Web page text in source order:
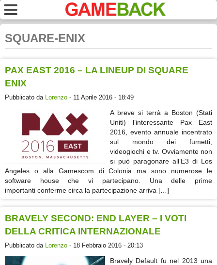
SQUARE-ENIX
PAX EAST 2016 – LA LINEUP DI SQUARE
ENIX
Pubblicato da Lorenzo - 11 Aprile 2016 - 18:49
A breve si terrà a Boston (Stati
Uniti) l’interessante Pax East
2016, evento annuale incentrato
sul mondo dei fumetti,
videogiochi e tv. Ovviamente non
si può paragonare all’E3 di Los
Angeles o alla Gamescom di Colonia ma sono numerose le
software house che vi partecipano. Una delle prime
importanti conferme circa la partecipazione arriva […]
BRAVELY SECOND: END LAYER – I VOTI
DELLA CRITICA INTERNAZIONALE
Pubblicato da Lorenzo - 18 Febbraio 2016 - 20:13
Bravely Default fu nel 2013 una